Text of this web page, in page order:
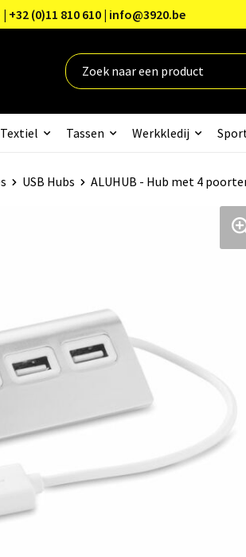
(0)11 810 610 | info@3920.be
Textiel Tassen Werkkledij
USB Hubs ALUHUB - Hub met 4